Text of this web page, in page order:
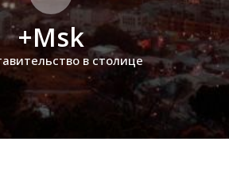
+Msk
в столице